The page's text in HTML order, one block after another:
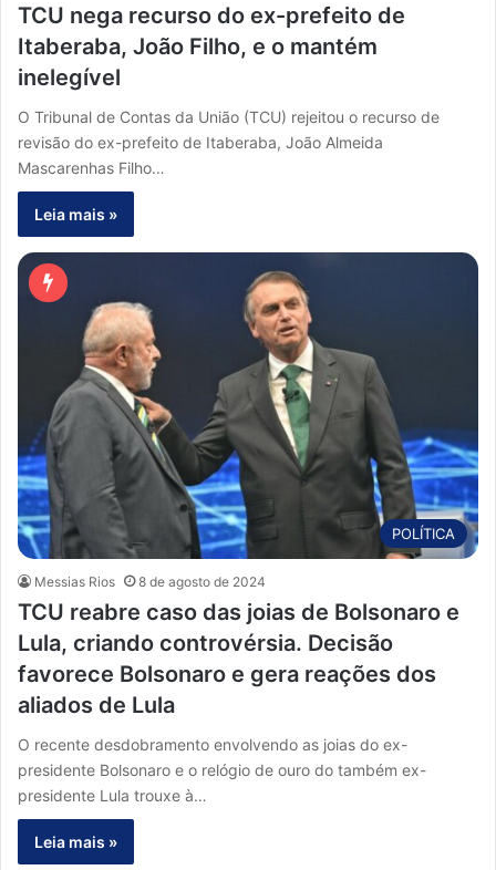
TCU nega recurso do ex-prefeito de
Itaberaba, João Filho, e o mantém
inelegível
O Tribunal de Contas da União (TCU) rejeitou o recurso de
revisão do ex-prefeito de Itaberaba, João Almeida
Mascarenhas Filho…
Leia mais »
POLÍTICA
Messias Rios 8 de agosto de 2024
TCU reabre caso das joias de Bolsonaro e
Lula, criando controvérsia. Decisão
favorece Bolsonaro e gera reações dos
aliados de Lula
O recente desdobramento envolvendo as joias do ex-
presidente Bolsonaro e o relógio de ouro do também ex-
presidente Lula trouxe à…
Leia mais »